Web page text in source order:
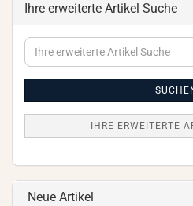
Ihre erweiterte Artikel Suche
Ihre
erweiterte
IHRE ERWEITERTE
Neue Artikel